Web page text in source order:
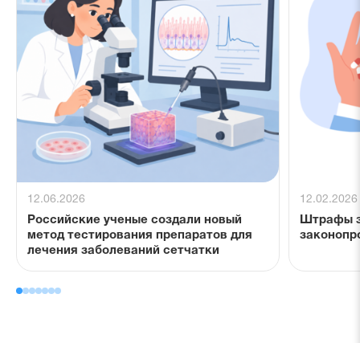
12.06.2026
Российские ученые создали новый
метод тестирования препаратов для
лечения заболеваний сетчатки
12.02.2026
Штрафы